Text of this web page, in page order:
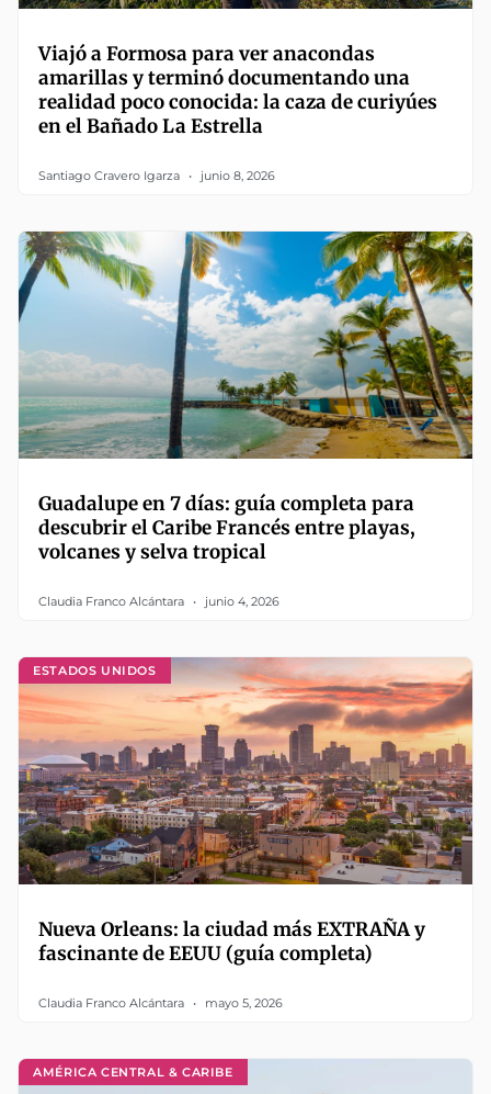
Viajó a Formosa para ver anacondas
amarillas y terminó documentando una
realidad poco conocida: la caza de curiyúes
en el Bañado La Estrella
Santiago Cravero Igarza junio 8, 2026
Guadalupe en 7 días: guía completa para
descubrir el Caribe Francés entre playas,
volcanes y selva tropical
Claudia Franco Alcántara junio 4, 2026
ESTADOS UNIDOS
Nueva Orleans: la ciudad más EXTRAÑA y
fascinante de EEUU (guía completa)
Claudia Franco Alcántara mayo 5, 2026
AMÉRICA CENTRAL & CARIBE